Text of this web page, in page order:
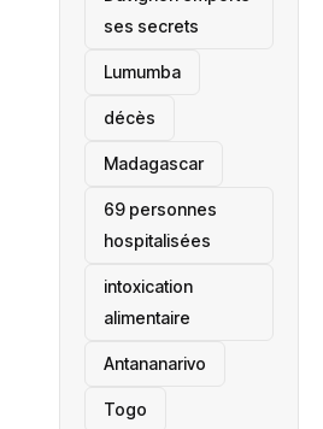
ses secrets
Lumumba
décès
‎Madagascar
69 personnes
hospitalisées
intoxication
alimentaire
Antananarivo
‎Togo